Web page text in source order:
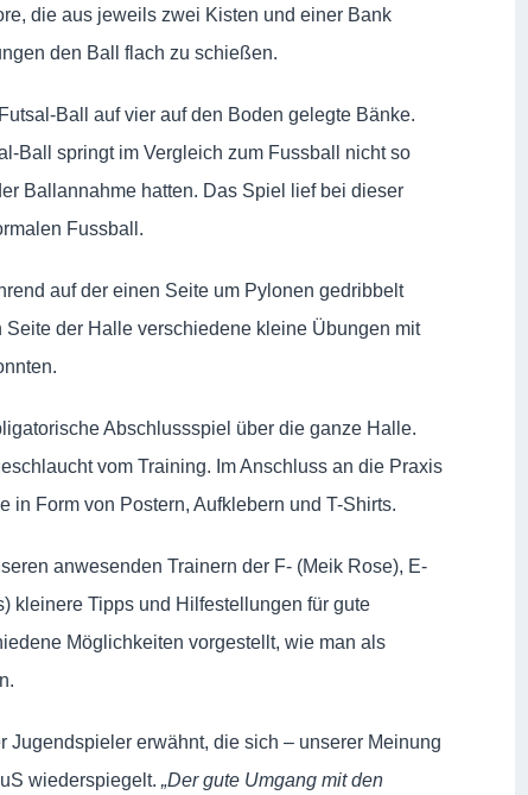
die aus jeweils zwei Kisten und einer Bank
den Ball flach zu schießen.
Ball auf vier auf den Boden gelegte Bänke.
Ball springt im Vergleich zum Fussball nicht so
Ballannahme hatten. Das Spiel lief bei dieser
Fussball.
auf der einen Seite um Pylonen gedribbelt
der Halle verschiedene kleine Übungen mit
Abschlussspiel über die ganze Halle.
vom Training. Im Anschluss an die Praxis
Form von Postern, Aufklebern und T-Shirts.
anwesenden Trainern der F- (Meik Rose), E-
kleinere Tipps und Hilfestellungen für gute
Möglichkeiten vorgestellt, wie man als
erwähnt, die sich – unserer Meinung
wiederspiegelt. „Der gute Umgang mit den